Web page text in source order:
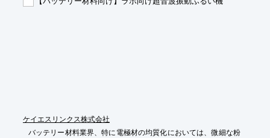
【導入の効果】
ケイエスリンクス株式会社
バッテリー材料業界、特に電極材の均質化においては、微細な粉